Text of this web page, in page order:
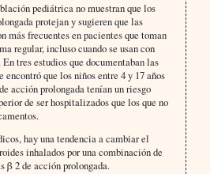
pediátrica no muestran que los
protejan y sugieren que las
más frecuentes en pacientes que toman
regular, incluso cuando se usan con
tres estudios que documentaban las
que los niños entre 4 y 17 años
acción prolongada tenían un riesgo
de ser hospitalizados que los que no
hay una tendencia a cambiar el
inhalados por una combinación de
β 2 de acción prolongada.